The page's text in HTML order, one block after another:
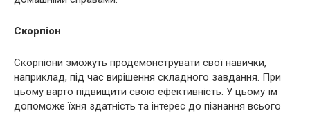
Скорпіон
Скорпіони зможуть продемонструвати свої навички,
наприклад, під час вирішення складного завдання. При
цьому варто підвищити свою ефективність. У цьому їм
допоможе їхня здатність та інтерес до пізнання всього